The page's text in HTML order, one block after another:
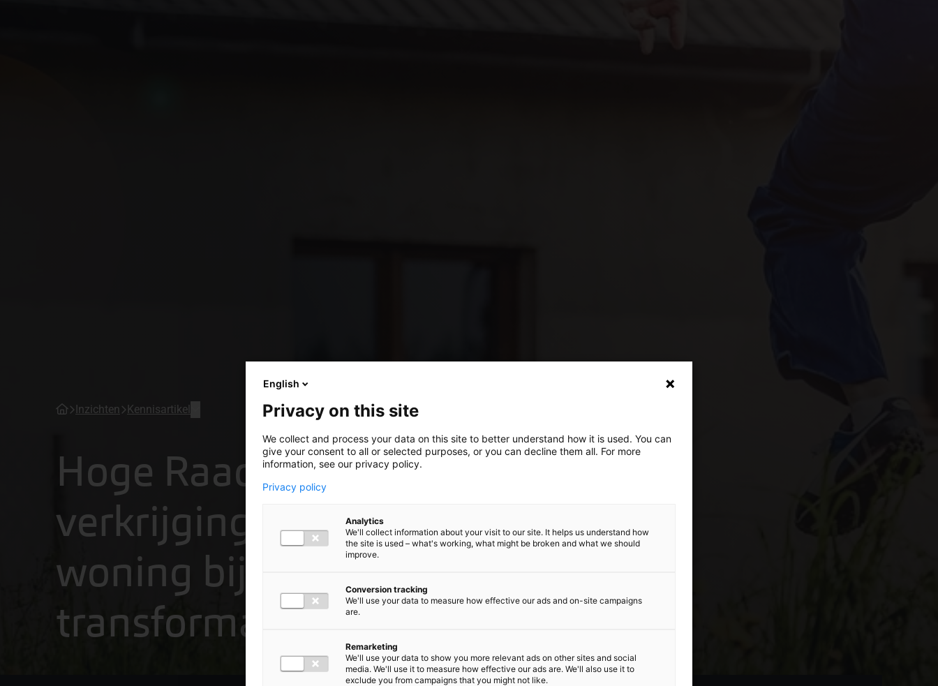
Inzichten Kennisartikel
Hoge Raad: eerder
verkrijging van
woning bij
transformatie
English
Privacy on this site
We collect and process your data on this site to better understand how it is used. You can
give your consent to all or selected purposes, or you can decline them all. For more
information, see our privacy policy.
Privacy policy
Analytics
We'll collect information about your visit to our site. It helps us understand how
the site is used – what's working, what might be broken and what we should
improve.
Conversion tracking
We'll use your data to measure how effective our ads and on-site campaigns
are.
Remarketing
We'll use your data to show you more relevant ads on other sites and social
media. We'll use it to measure how effective our ads are. We'll also use it to
exclude you from campaigns that you might not like.